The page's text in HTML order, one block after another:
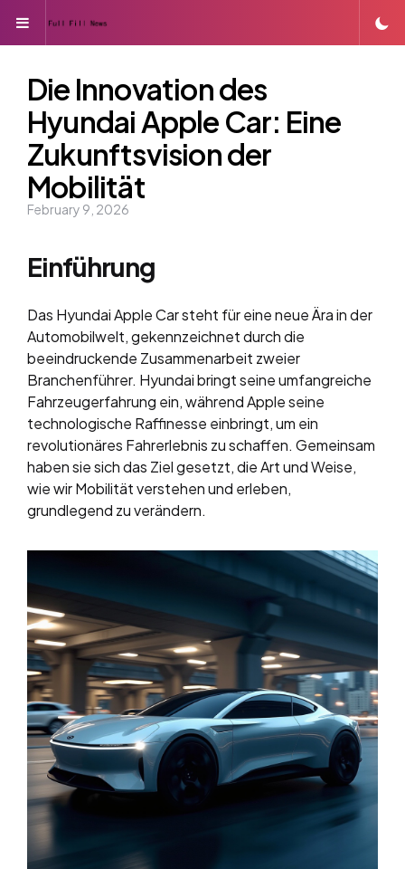
Menu
Die Innovation des
Hyundai Apple Car: Eine
Zukunftsvision der
Mobilität
February 9, 2026
Einführung
Das Hyundai Apple Car steht für eine neue Ära in der
Automobilwelt, gekennzeichnet durch die
beeindruckende Zusammenarbeit zweier
Branchenführer. Hyundai bringt seine umfangreiche
Fahrzeugerfahrung ein, während Apple seine
technologische Raffinesse einbringt, um ein
revolutionäres Fahrerlebnis zu schaffen. Gemeinsam
haben sie sich das Ziel gesetzt, die Art und Weise,
wie wir Mobilität verstehen und erleben,
grundlegend zu verändern.